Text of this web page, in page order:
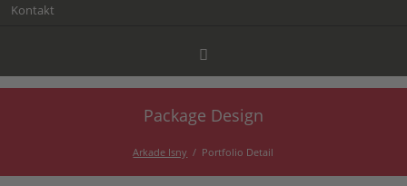
Kontakt
Facebook
Package Design
Arkade Isny Portfolio Detail